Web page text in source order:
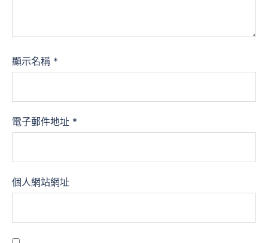
顯示名稱 *
電子郵件地址 *
個人網站網址